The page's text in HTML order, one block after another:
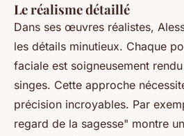
Le réalisme détaillé
Dans ses œuvres réalistes,
les détails minutieux. Chaque
faciale est soigneusement
singes. Cette approche
précision incroyables. Par
regard de la sagesse" montre